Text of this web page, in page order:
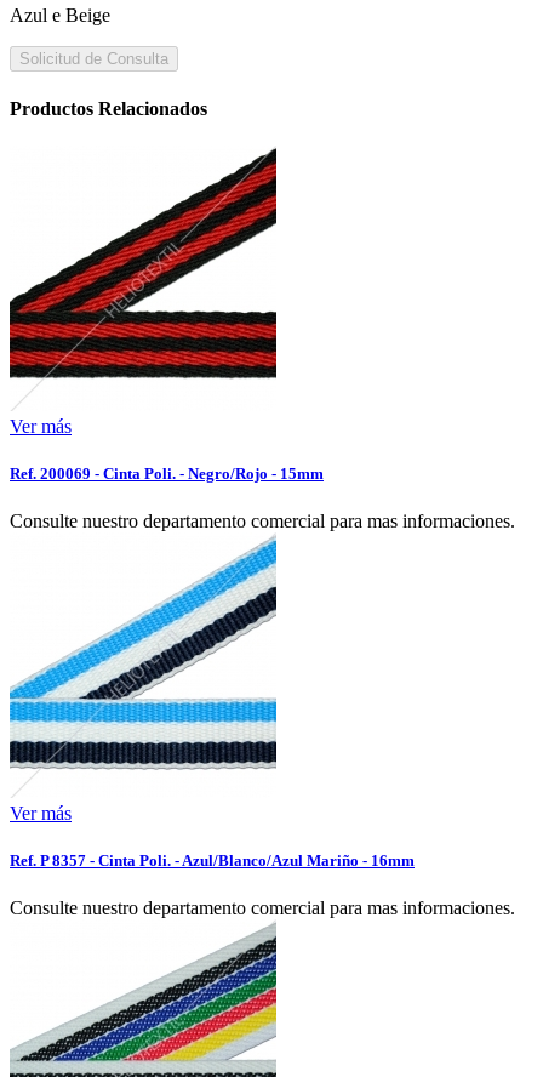
Azul e Beige
Solicitud de Consulta
Productos Relacionados
Ver más
Ref. 200069 - Cinta Poli. - Negro/Rojo - 15mm
Consulte nuestro departamento comercial para mas informaciones.
Ver más
Ref. P 8357 - Cinta Poli. - Azul/Blanco/Azul Mariño - 16mm
Consulte nuestro departamento comercial para mas informaciones.